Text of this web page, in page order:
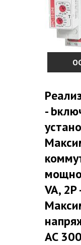
-
VA,
AC